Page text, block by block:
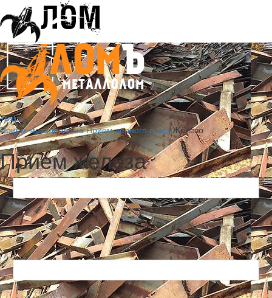
Тверь
Прием металлолома Прием черного лома Железо
Прием железа